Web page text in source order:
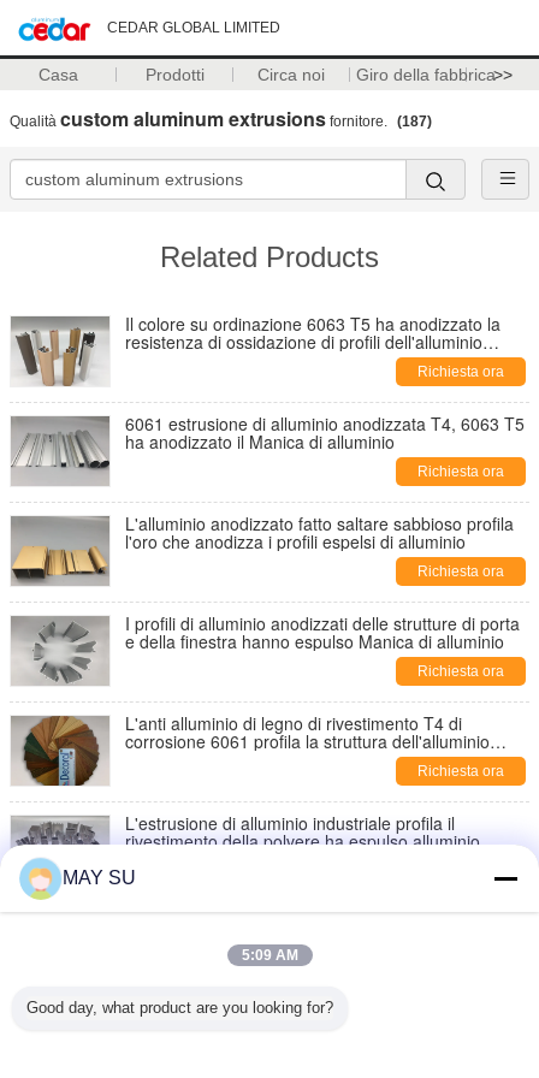
CEDAR GLOBAL LIMITED
Casa Prodotti Circa noi Giro della fabbrica>>
Qualità custom aluminum extrusions fornitore. (187)
Related Products
Il colore su ordinazione 6063 T5 ha anodizzato la
resistenza di ossidazione di profili dell'alluminio
Richiesta ora
6061 estrusione di alluminio anodizzata T4, 6063 T5
ha anodizzato il Manica di alluminio
Richiesta ora
L'alluminio anodizzato fatto saltare sabbioso profila
l'oro che anodizza i profili espelsi di alluminio
Richiesta ora
I profili di alluminio anodizzati delle strutture di porta
e della finestra hanno espulso Manica di alluminio
Richiesta ora
L'anti alluminio di legno di rivestimento T4 di
corrosione 6061 profila la struttura dell'alluminio
Richiesta ora
L'estrusione di alluminio industriale profila il
rivestimento della polvere ha espulso alluminio
dell'alluminio di T5 T6 anodizza la superficie
Profilo di alluminio della rottura termica di
MAY SU
5:09 AM
Good day, what product are you looking for?